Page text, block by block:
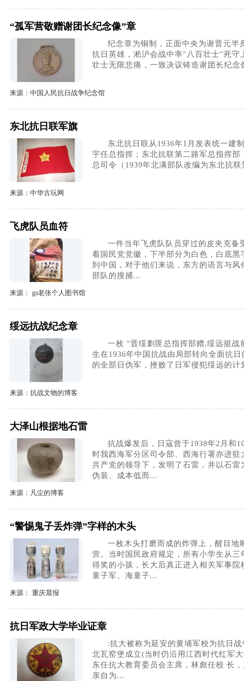
“孤军营敬赠谢团长纪念像”章
纪念章为铜制，正面中央为谢晋元
抗日英雄，淞沪会战中率"八百壮士"死守
壮士无限悲痛，一致决议铸造谢团长纪念
来源：中国人民抗日战争纪念馆
东北抗日联军旗
东北抗日联从1936年1月发表统一建
宇任总指挥；东北抗联第二路军总指挥
总司令（1939年北满部队改编为东北抗
来源：中华古玩网
飞虎队员血符
一件当年飞虎队队员穿过的皮夹克
着国民党党徽，下半部分为白色，白底
到中国，对于他们来说，东方的语言与
部队的搜捕...
来源： gs老张个人图书馆
绥远抗战纪念章
一枚 "晋绥剿匪总指挥部赠,绥远挺
生在1936年中国抗战由局部转向全面抗
的全部日伪军，挫败了日军侵犯绥远的计
来源：抗战文物的博客
大泽山根据地石雷
抗战爆发后，日寇曾于1938年2月和
时我西海军分区司令部、西海行署亦进
共产党的领导下，发明了石雷，并以石
伪装、成本低而...
来源：凡尘的博客
“警惕鬼子丢炸弹”字样的木头
一枚木头打磨而成的炸弹上，醒目地
营。当时国民政府规定，所有小学生从
得奖的小孩，长大后真正进入相关军事
童子军、海童子...
来源： 重庆晨报
抗日军政大学毕业证章
:抗大被称为延安的黄埔军校为抗日
北瓦窑堡成立(当时仍沿用江西时代红军
东任抗大教育委员会主席，林彪任校 长
亲自为...